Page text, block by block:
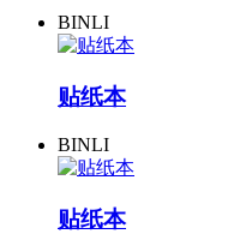
BINLI
贴纸本
BINLI
贴纸本